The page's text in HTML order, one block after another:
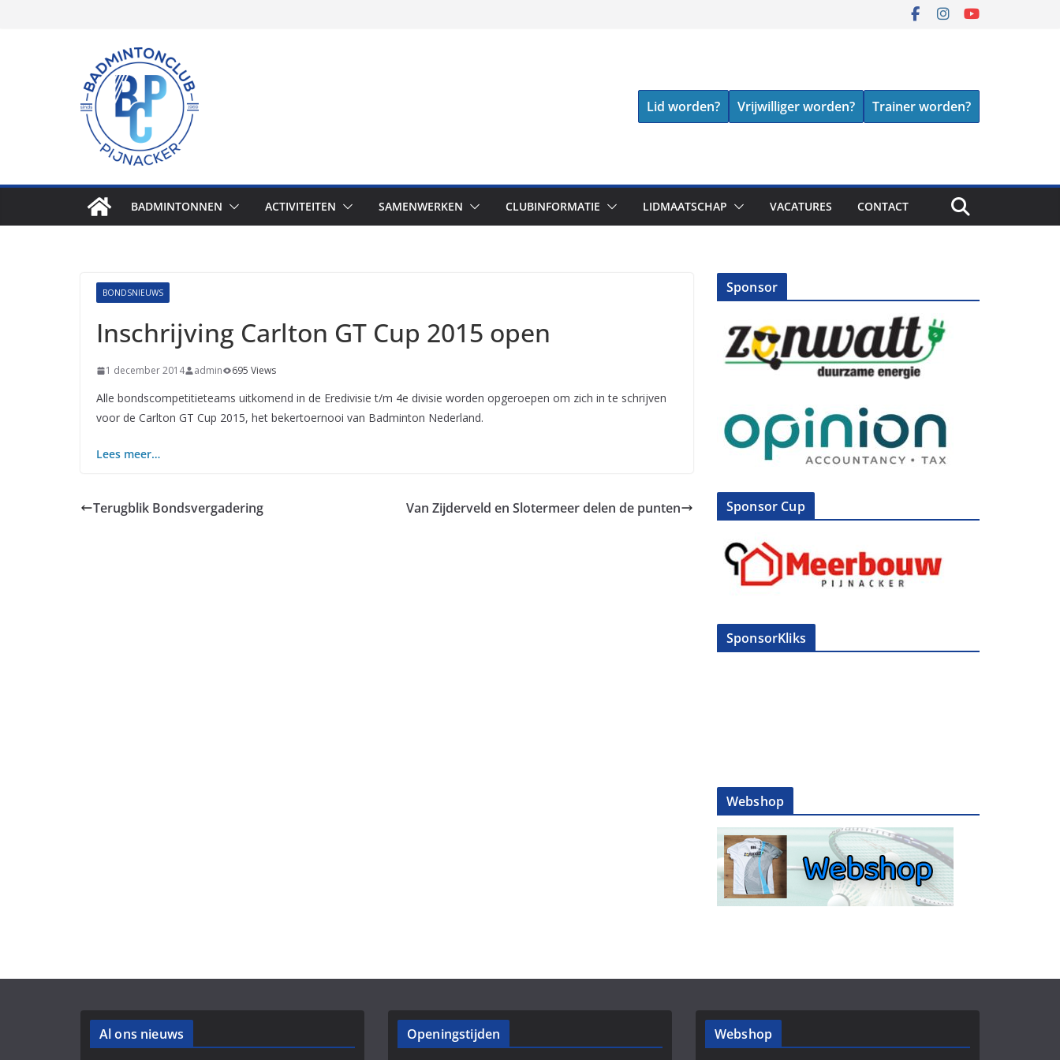
Lid worden? Vrijwilliger worden? Trainer worden?
BADMINTONNEN ACTIVITEITEN SAMENWERKEN CLUBINFORMATIE LIDMAATSCHAP VACATURES CONTACT
BONDSNIEUWS
Inschrijving Carlton GT Cup 2015 open
1 december 2014 admin 695 Views
Alle bondscompetitieteams uitkomend in de Eredivisie t/m 4e divisie worden opgeroepen om zich in te schrijven
voor de Carlton GT Cup 2015, het bekertoernooi van Badminton Nederland.
Lees meer…
Terugblik Bondsvergadering Van Zijderveld en Slotermeer delen de punten
Sponsor
Sponsor Cup
SponsorKliks
Webshop
Al ons nieuws Openingstijden Webshop